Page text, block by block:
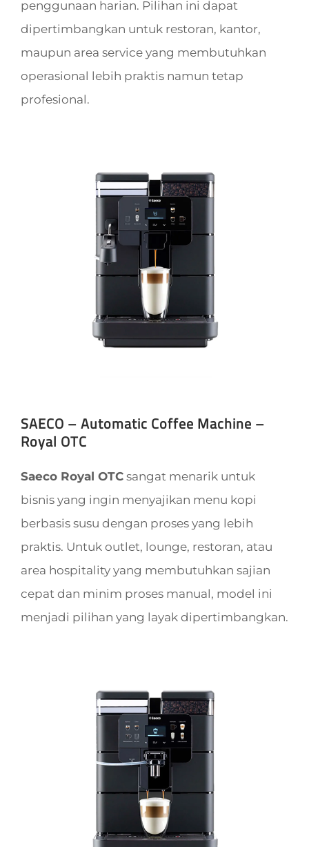
penggunaan harian. Pilihan ini dapat
dipertimbangkan untuk restoran, kantor,
maupun area service yang membutuhkan
operasional lebih praktis namun tetap
profesional.
SAECO – Automatic Coffee Machine –
Royal OTC
Saeco Royal OTCsangat menarik untuk
bisnis yang ingin menyajikan menu kopi
berbasis susu dengan proses yang lebih
praktis. Untuk outlet, lounge, restoran, atau
area hospitality yang membutuhkan sajian
cepat dan minim proses manual, model ini
menjadi pilihan yang layak dipertimbangkan.